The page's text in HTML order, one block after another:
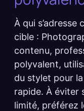
À qui
cible :
contenu,
polyvalent,
du stylet pour
rapide. À éviter
limité, préférez